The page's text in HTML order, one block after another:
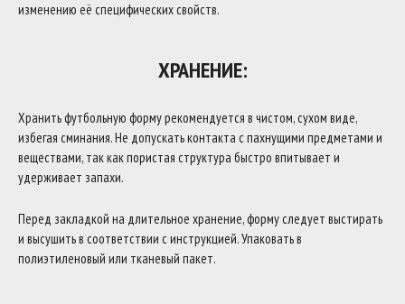
изменению её специфических свойств.
ХРАНЕНИЕ:
Хранить футбольную форму рекомендуется в чистом, сухом виде,
избегая сминания. Не допускать контакта с пахнущими предметами и
веществами, так как пористая структура быстро впитывает и
удерживает запахи.
Перед закладкой на длительное хранение, форму следует выстирать
и высушить в соответствии с инструкцией. Упаковать в
полиэтиленовый или тканевый пакет.